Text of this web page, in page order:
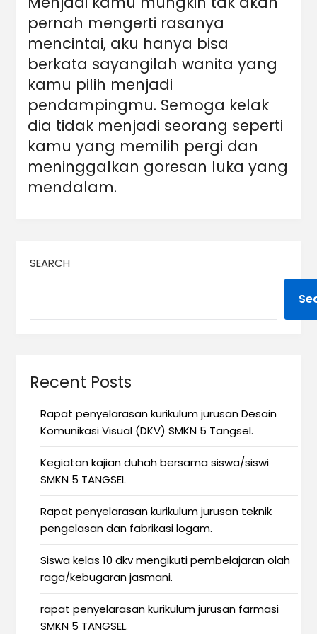
pernah mengerti rasanya
mencintai, aku hanya bisa
berkata sayangilah wanita yang
kamu pilih menjadi
pendampingmu. Semoga kelak
dia tidak menjadi seorang seperti
kamu yang memilih pergi dan
meninggalkan goresan luka yang
mendalam.
SEARCH
Recent Posts
Rapat penyelarasan kurikulum jurusan Desain
Komunikasi Visual (DKV) SMKN 5 Tangsel.
Kegiatan kajian duhah bersama siswa/siswi
SMKN 5 TANGSEL
Rapat penyelarasan kurikulum jurusan teknik
pengelasan dan fabrikasi logam.
Siswa kelas 10 dkv mengikuti pembelajaran olah
raga/kebugaran jasmani.
rapat penyelarasan kurikulum jurusan farmasi
SMKN 5 TANGSEL.